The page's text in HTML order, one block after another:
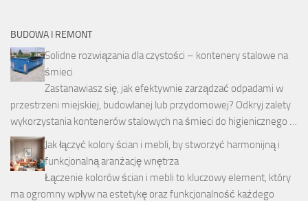
BUDOWA I REMONT
Solidne rozwiązania dla czystości – kontenery stalowe na
śmieci
Zastanawiasz się, jak efektywnie zarządzać odpadami w
przestrzeni miejskiej, budowlanej lub przydomowej? Odkryj zalety
wykorzystania kontenerów stalowych na śmieci do higienicznego …
Jak łączyć kolory ścian i mebli, by stworzyć harmonijną i
funkcjonalną aranżację wnętrza
Łączenie kolorów ścian i mebli to kluczowy element, który
ma ogromny wpływ na estetykę oraz funkcjonalność każdego